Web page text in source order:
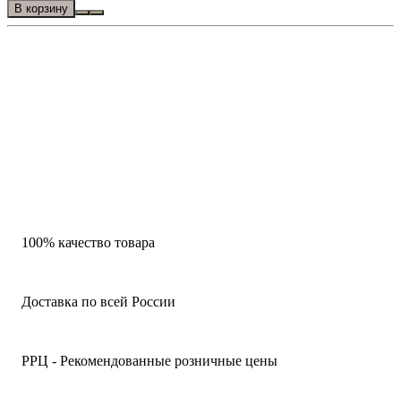
В корзину
100% качество товара
Доставка по всей России
РРЦ - Рекомендованные розничные цены